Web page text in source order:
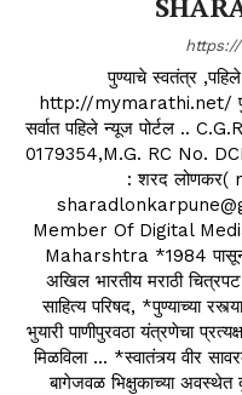
पुण्याचे स्वतंत्र
http://mymarathi.net/ पुणे
सर्वात पहिले न्यूज पोर्टल ..
0179354,M.G. RC No.
: शरद लोणकर(
Member Of Digital
Maharshtra *1984 पासून
अखिल भारतीय मराठी
साहित्य परिषद, *पुण्याच्या
भुयारी पाणीपुरवठा यंत्रणेचा
मिळविला ... *स्वातंत्र्य वीर
बागेजवळ भिक्षुकाच्या अवस्थेत